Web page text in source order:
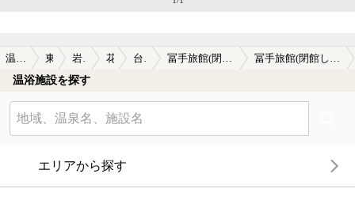
温泉TOP 東北 岩手県 花巻 台温泉 冨手旅館(閉館しました) 冨手旅館(閉館しました)の口コミ一覧
温浴施設を探す
エリアから探す